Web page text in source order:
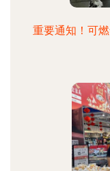
重要通知！可